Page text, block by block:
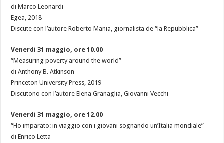
di Marco Leonardi
Egea, 2018
Discute con l’autore Roberto Mania, giornalista de “la Repubblica”
Venerdì 31 maggio, ore 10.00
“Measuring poverty around the world”
di Anthony B. Atkinson
Princeton University Press, 2019
Discutono con l’autore Elena Granaglia, Giovanni Vecchi
Venerdì 31 maggio, ore 12.00
“Ho imparato: in viaggio con i giovani sognando un’Italia mondiale”
di Enrico Letta